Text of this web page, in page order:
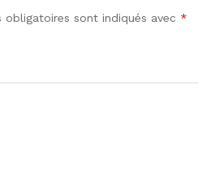
obligatoires sont indiqués avec *